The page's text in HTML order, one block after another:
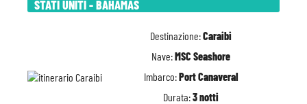
STATI UNITI - BAHAMAS
Destinazione:Caraibi
Nave:MSC Seashore
Imbarco:Port Canaveral
Durata:3 notti